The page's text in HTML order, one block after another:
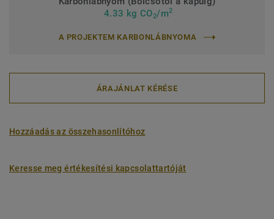
4.33 kg CO2/m2
A PROJEKTEM KARBONLÁBNYOMA
ÁRAJÁNLAT KÉRÉSE
Hozzáadás az összehasonlítóhoz
Keresse meg értékesítési kapcsolattartóját